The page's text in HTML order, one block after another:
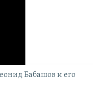
Бабашов и его